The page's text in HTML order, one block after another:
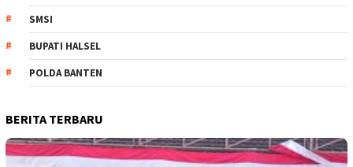
SMSI
BUPATI HALSEL
POLDA BANTEN
BERITA TERBARU